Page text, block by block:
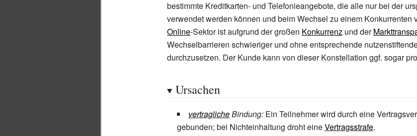
bestimmte Kreditkarten- und Telefonieangebote, die alle nur bei der
verwendet werden können und beim Wechsel zu einem Konkurrenten
Online-Sektor ist aufgrund der großen Konkurrenz und der
Wechselbarrieren schwieriger und ohne entsprechende
durchzusetzen. Der Kunde kann von dieser Konstellation ggf. sogar
Ursachen
vertraglicheBindung: Ein Teilnehmer wird durch eine
gebunden; bei Nichteinhaltung droht eineVertragsstrafe.